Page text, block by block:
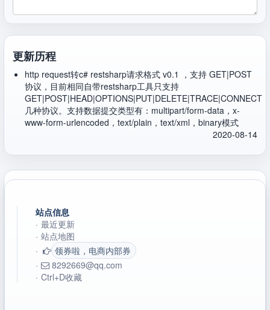
更新历程
http request转c# restsharp请求格式 v0.1 ，支持 GET|POST
协议，目前相同自带restsharp工具只支持
GET|POST|HEAD|OPTIONS|PUT|DELETE|TRACE|CONNECT
几种协议。支持数据提交类型有：multipart/form-data，x-
www-form-urlencoded，text/plain，text/xml，binary模式
2020-08-14
站点信息
· 最近更新
· 站点地图
·
领券啦，电商内部券
·
8292669@qq.com
· Ctrl+D收藏